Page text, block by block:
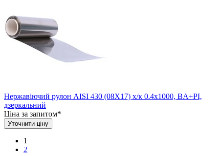
Нержавіючий рулон AISI 430 (08Х17) х/к 0.4х1000, BA+PI,
дзеркальний
Ціна за запитом*
Уточнити ціну
1
2